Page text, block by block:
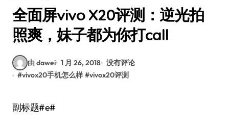
全面屏vivo X20评测：逆光拍
照爽，妹子都为你打call
由 dawei 1 月 26, 2018 没有评论
#vivox20手机怎么样 #vivox20评测
副标题#e#